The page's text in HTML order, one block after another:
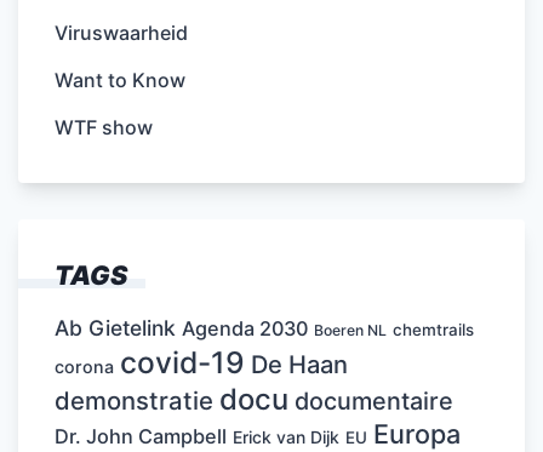
Viruswaarheid
Want to Know
WTF show
TAGS
Ab Gietelink Agenda 2030 Boeren NL chemtrails
corona covid-19 De Haan
demonstratie docu documentaire
Dr. John Campbell Erick van Dijk EU Europa